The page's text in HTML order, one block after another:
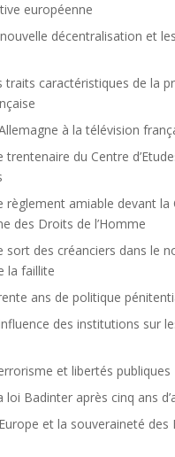
européenne
nouvelle décentralisation et
traits caractéristiques de la
à la télévision
trentenaire du Centre
règlement amiable devant la
des Droits de l’Homme
sort des créanciers dans le
la faillite
ans de politique
des institutions sur
et libertés publiques
loi Badinter après cinq ans
et la souveraineté des